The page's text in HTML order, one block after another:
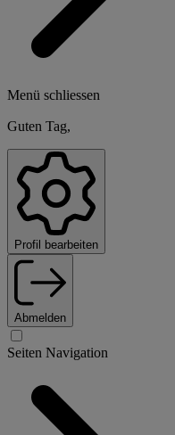
Menü schliessen
Guten Tag,
Profil bearbeiten
Abmelden
Seiten Navigation